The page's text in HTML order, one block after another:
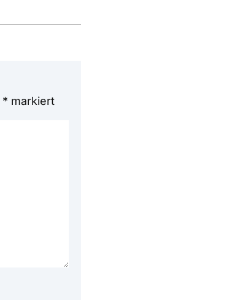
* markiert